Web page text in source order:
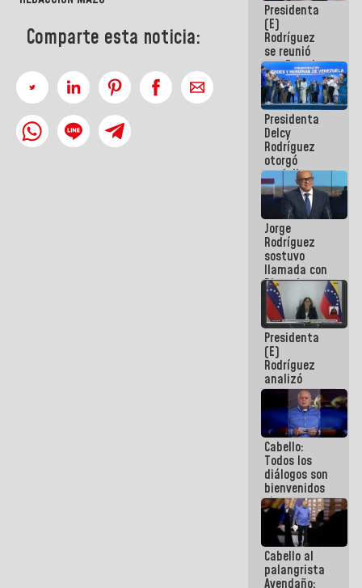
Comparte esta noticia:
Presidenta
(E)
Rodríguez
se reunió
con Estado
Mayor
Eléctrico
para
abordar
planes de
acción
Presidenta
Delcy
Rodríguez
otorgó
medalla
"Héroe de
Venezuela"
a servidores
públicos
Jorge
Rodríguez
sostuvo
llamada con
Dinorah
Figuera y
acuerdan
primer
encuentro
presencial
para el
diálogo
Presidenta
(E)
Rodríguez
analizó
junto a
gobernadores
planes de
recuperación
del Sistema
Eléctrico
Nacional
Cabello:
Todos los
diálogos son
bienvenidos
siempre que
estén en el
marco de la
Constitución
de la
República
Cabello al
palangrista
Avendaño: